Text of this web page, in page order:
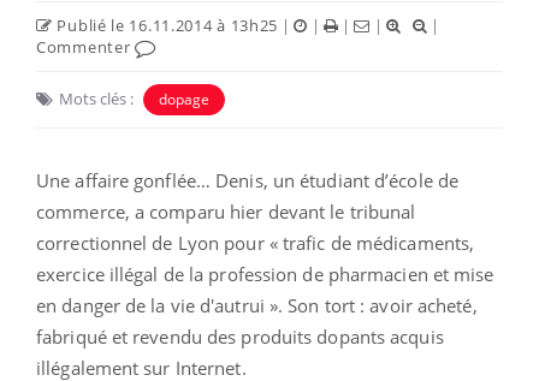
Publié le 16.11.2014 à 13h25 | | | |
|
Commenter
Mots clés : dopage
Une affaire gonflée… Denis, un étudiant d’école de
commerce, a comparu hier devant le tribunal
correctionnel de Lyon pour « trafic de médicaments,
exercice illégal de la profession de pharmacien et mise
en danger de la vie d'autrui ». Son tort : avoir acheté,
fabriqué et revendu des produits dopants acquis
illégalement sur Internet.